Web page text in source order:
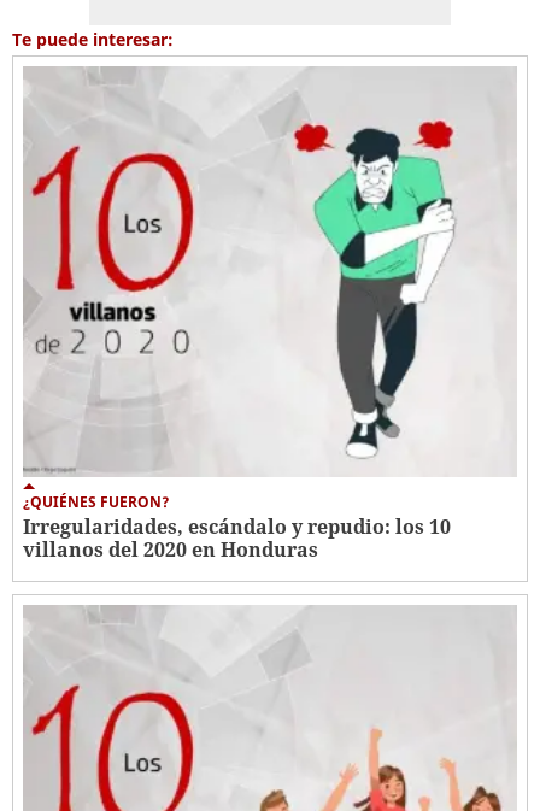
Te puede interesar:
¿QUIÉNES FUERON?
Irregularidades, escándalo y repudio: los 10
villanos del 2020 en Honduras